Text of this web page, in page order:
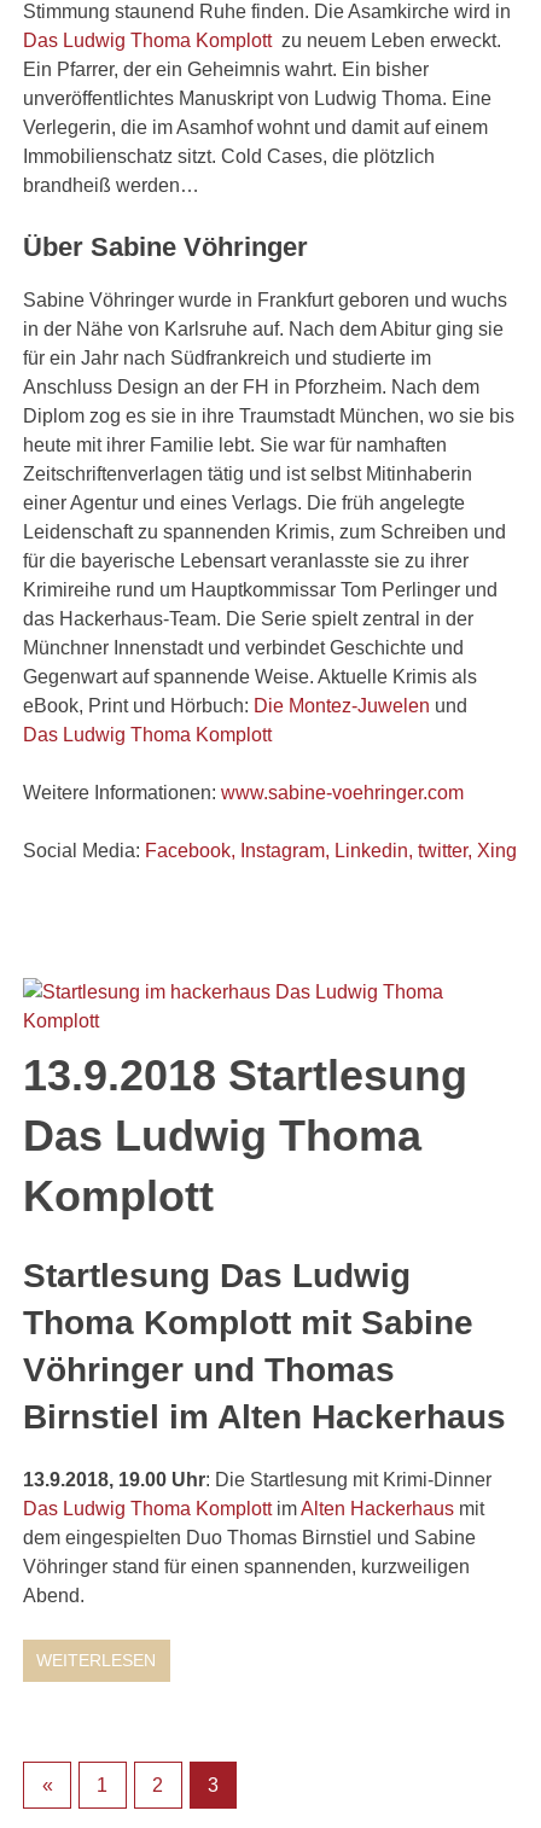
Stimmung staunend Ruhe finden. Die Asamkirche wird in
Das Ludwig Thoma Komplott zu neuem Leben erweckt.
Ein Pfarrer, der ein Geheimnis wahrt. Ein bisher
unveröffentlichtes Manuskript von Ludwig Thoma. Eine
Verlegerin, die im Asamhof wohnt und damit auf einem
Immobilienschatz sitzt. Cold Cases, die plötzlich
brandheiß werden…
Über Sabine Vöhringer
Sabine Vöhringer wurde in Frankfurt geboren und wuchs
in der Nähe von Karlsruhe auf. Nach dem Abitur ging sie
für ein Jahr nach Südfrankreich und studierte im
Anschluss Design an der FH in Pforzheim. Nach dem
Diplom zog es sie in ihre Traumstadt München, wo sie bis
heute mit ihrer Familie lebt. Sie war für namhaften
Zeitschriftenverlagen tätig und ist selbst Mitinhaberin
einer Agentur und eines Verlags. Die früh angelegte
Leidenschaft zu spannenden Krimis, zum Schreiben und
für die bayerische Lebensart veranlasste sie zu ihrer
Krimireihe rund um Hauptkommissar Tom Perlinger und
das Hackerhaus-Team. Die Serie spielt zentral in der
Münchner Innenstadt und verbindet Geschichte und
Gegenwart auf spannende Weise. Aktuelle Krimis als
eBook, Print und Hörbuch: Die Montez-Juwelen und
Das Ludwig Thoma Komplott
Weitere Informationen:www.sabine-voehringer.com
Social Media: Facebook, Instagram, Linkedin, twitter, Xing
13.9.2018 Startlesung
Das Ludwig Thoma
Komplott
Startlesung Das Ludwig
Thoma Komplott mit Sabine
Vöhringer und Thomas
Birnstiel im Alten Hackerhaus
13.9.2018, 19.00 Uhr: Die Startlesung mit Krimi-Dinner
Das Ludwig Thoma KomplottimAlten Hackerhaus mit
dem eingespielten Duo Thomas Birnstiel und Sabine
Vöhringer stand für einen spannenden, kurzweiligen
Abend.
WEITERLESEN
« 1 2 3